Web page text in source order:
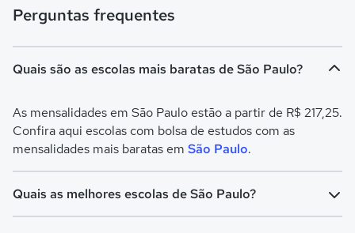
Perguntas frequentes
Quais são as escolas mais baratas de São Paulo?
As mensalidades em São Paulo estão a partir de R$ 217,25.
Confira aqui escolas com bolsa de estudos com as
mensalidades mais baratas em São Paulo.
Quais as melhores escolas de São Paulo?